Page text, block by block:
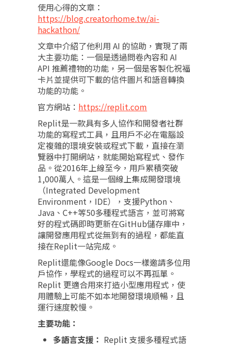
使用心得的文章：
https://blog.creatorhome.tw/ai-
hackathon/
文章中介紹了他利用 AI 的協助，實現了兩
大主要功能：一個是透過問卷內容和 AI
API 推薦禮物的功能，另一個是客製化祝福
卡片並提供可下載的信件圖片和語音轉換
功能的功能。
官方網站： https://replit.com
Replit是一款具有多人協作和開發者社群
功能的寫程式工具，且用戶不必在電腦設
定複雜的環境安裝或程式下載，直接在瀏
覽器中打開網站，就能開始寫程式、發作
品。從2016年上線至今，用戶累積突破
1,000萬人。這是一個線上集成開發環境
（Integrated Development
Environment，IDE），支援Python、
Java、C++等50多種程式語言，並可將寫
好的程式碼即時更新在GitHub儲存庫中，
讓開發應用程式從無到有的過程，都能直
接在Replit一站完成。
Replit還能像Google Docs一樣邀請多位用
戶協作，學程式的過程可以不再孤單。
Replit 更適合用來打造小型應用程式，使
用體驗上可能不如本地開發環境順暢，且
運行速度較慢。
主要功能：
多語言支援： Replit 支援多種程式語